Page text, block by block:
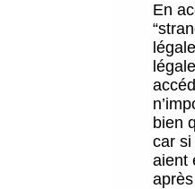
En
bien
car si
aient